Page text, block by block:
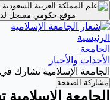
موقع حكومي مسجل
الرئيسية
الجامعة
الأحداث والأخبار
الجامعة الإسلامية تشارك في
مشاركة الصفحة
الجامعة